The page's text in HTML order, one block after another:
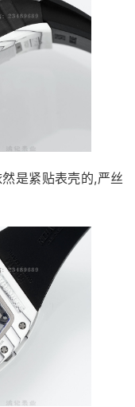
是紧贴表壳的,严丝